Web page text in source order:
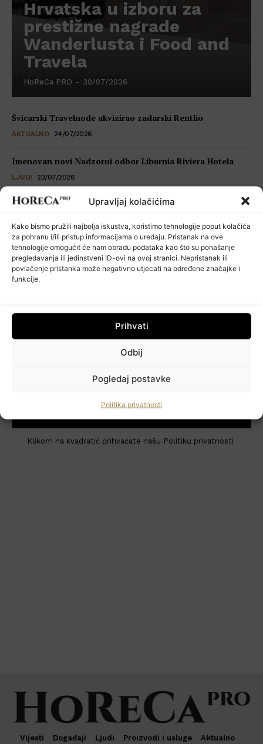
HoReCa PRO
Upravljaj kolačićima
Kako bismo pružili najbolja iskustva, koristimo tehnologije poput kolačića
za pohranu i/ili pristup informacijama o uređaju. Pristanak na ove
tehnologije omogućit će nam obradu podataka kao što su ponašanje
pregledavanja ili jedinstveni ID-ovi na ovoj stranici. Nepristanak ili
povlačenje pristanka može negativno utjecati na određene značajke i
funkcije.
Prihvati
Odbij
Pogledaj postavke
Politika privatnosti
Hrvatska u izboru za
prestižne nagrade
Wanderlusta i Food and
Travela
HoReCa PRO - 30/07/2026
Švicarski Travelnode akvizirao zadarski Rentlio
AKTUALNO 24/07/2026
Imenovan novi Nadzorni odbor Liburnia Riviera Hotela
LJUDI 23/07/2026
Restoran Tomassino osvojio četiri prestižne nagrade Haute
VIJESTI 23/07/2026
Kuhinja koja šuti: seksualno uznemiravanje kao operativni
problem
POSLOVNI SAVJETI
Klikom na kvadratić prihvaćate našu Politiku privatnosti
Vijesti Događaji Ljudi Proizvodi i usluge
Aktualno